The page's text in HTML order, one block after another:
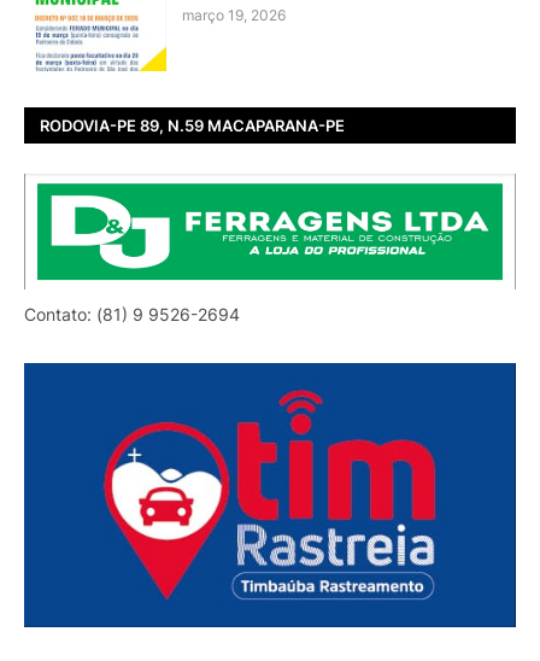
março 19, 2026
RODOVIA-PE 89, N.59 MACAPARANA-PE
Contato: (81) 9 9526-2694